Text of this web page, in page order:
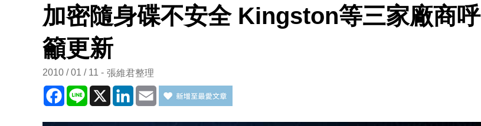
加密隨身碟不安全 Kingston等三家廠商呼
籲更新
2010 / 01 / 11 張維君整理
Facebook
Line X LinkedInEmail